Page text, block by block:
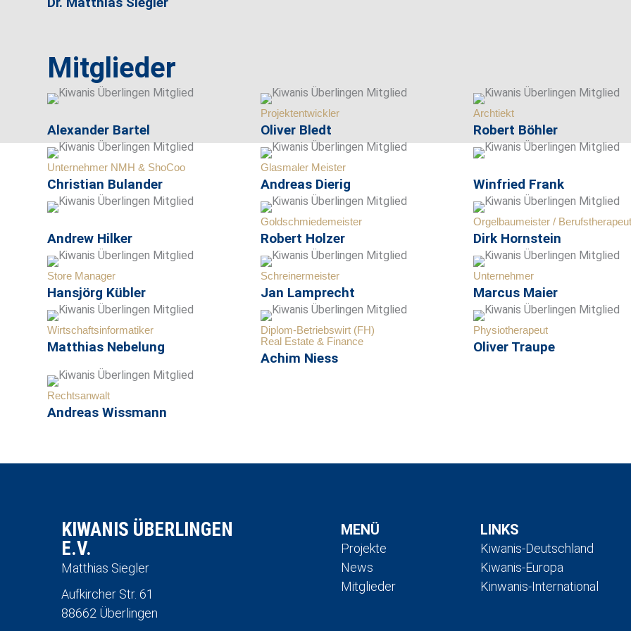
Mitglieder
Alexander Bartel
Projektentwickler
Oliver Bledt
Archtiekt
Robert Böhler
Unternehmer NMH & ShoCoo
Christian Bulander
Glasmaler Meister
Andreas Dierig Winfried Frank
Andrew Hilker
Goldschmiedemeister
Robert Holzer
Orgelbaumeister / Berufstherapeut
Dirk Hornstein
Store Manager
Hansjörg Kübler
Schreinermeister
Jan Lamprecht
Unternehmer
Marcus Maier
Wirtschaftsinformatiker
Matthias Nebelung
Diplom-Betriebswirt (FH)
Real Estate & Finance
Achim Niess
Physiotherapeut
Oliver Traupe
Rechtsanwalt
Andreas Wissmann
KIWANIS ÜBERLINGEN
E.V.
Matthias Siegler
Aufkircher Str. 61
88662 Überlingen
MENÜ
Projekte
News
Mitglieder
LINKS
Kiwanis-Deutschland
Kiwanis-Europa
Kinwanis-International